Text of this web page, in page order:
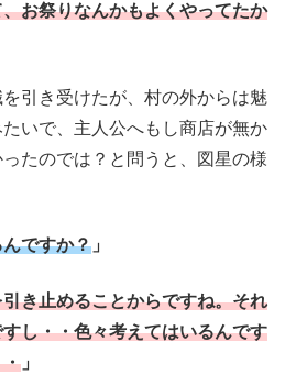
お祭りなんかもよくやってたか
引き受けたが、村の外からは魅
いで、主人公へもし商店が無か
たのでは？と問うと、図星の様
ですか？ 」
き止めることからですね。それ
し・・色々考えてはいるんです
・ 」